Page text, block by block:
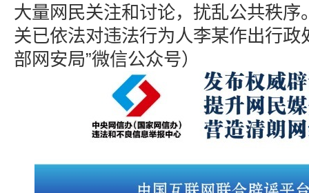
大量网民关注和讨论，扰乱公共秩序
关已依法对违法行为人李某作出行政
部网安局”微信公众号）